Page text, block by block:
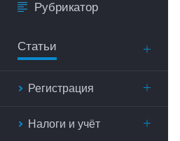
Рубрикатор
Статьи
Регистрация
Налоги и учёт